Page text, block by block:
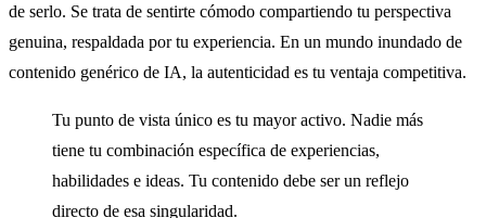
de serlo. Se trata de sentirte cómodo compartiendo tu perspectiva
genuina, respaldada por tu experiencia. En un mundo inundado de
contenido genérico de IA, la autenticidad es tu ventaja competitiva.
Tu punto de vista único es tu mayor activo. Nadie más
tiene tu combinación específica de experiencias,
habilidades e ideas. Tu contenido debe ser un reflejo
directo de esa singularidad.